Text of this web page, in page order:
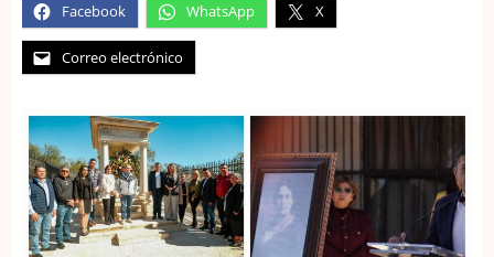
Facebook WhatsApp X
Correo electrónico